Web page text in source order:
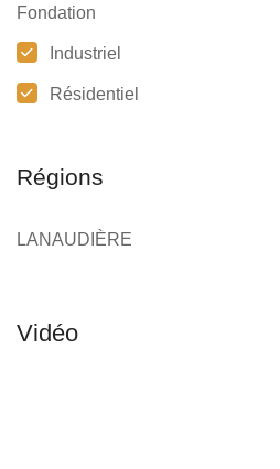
Fondation
Industriel
Résidentiel
Régions
LANAUDIÈRE